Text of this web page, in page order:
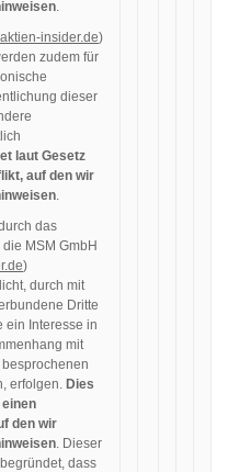
.
aktien-insider.de)
zudem für
dieser
laut Gesetz
auf den wir
.
das
MSM GmbH
)
durch mit
Dritte
ein Interesse in
mit
erfolgen. Dies
den wir
. Dieser
dass